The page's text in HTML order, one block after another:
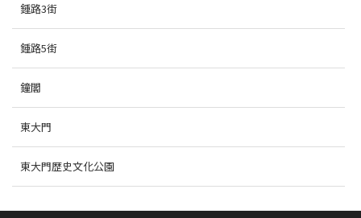
鍾路3街
鍾路5街
鐘閣
東大門
東大門歴史文化公園